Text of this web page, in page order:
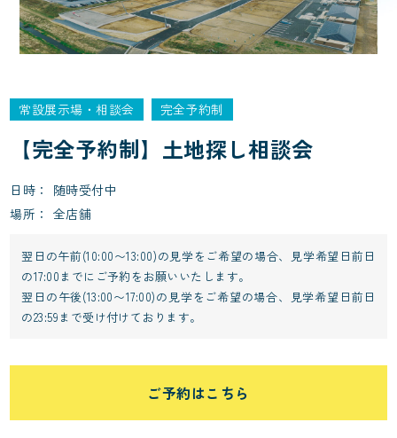
常設展示場・相談会 完全予約制
【完全予約制】土地探し相談会
日時
随時受付中
場所
全店舗
翌日の午前(10:00〜13:00)の見学をご希望の場合、見学希望日前日
の17:00までにご予約をお願いいたします。
翌日の午後(13:00〜17:00)の見学をご希望の場合、見学希望日前日
の23:59まで受け付けております。
ご予約はこちら